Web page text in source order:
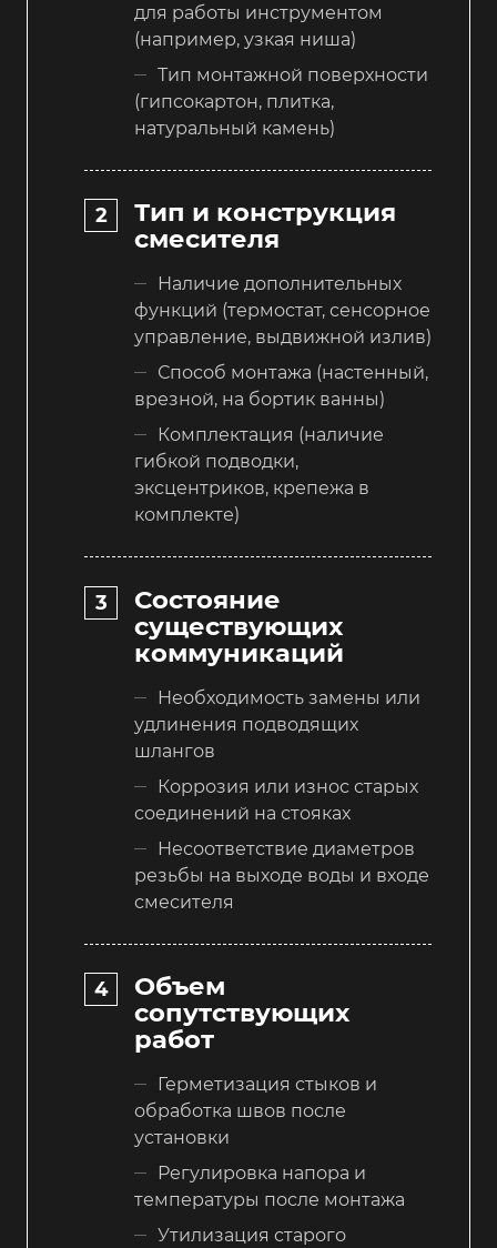
для работы инструментом
(например, узкая ниша)
Тип монтажной поверхности
(гипсокартон, плитка,
натуральный камень)
Тип и конструкция
смесителя
Наличие дополнительных
функций (термостат, сенсорное
управление, выдвижной излив)
Способ монтажа (настенный,
врезной, на бортик ванны)
Комплектация (наличие
гибкой подводки,
эксцентриков, крепежа в
комплекте)
Состояние
существующих
коммуникаций
Необходимость замены или
удлинения подводящих
шлангов
Коррозия или износ старых
соединений на стояках
Несоответствие диаметров
резьбы на выходе воды и входе
смесителя
Объем
сопутствующих
работ
Герметизация стыков и
обработка швов после
установки
Регулировка напора и
температуры после монтажа
Утилизация старого